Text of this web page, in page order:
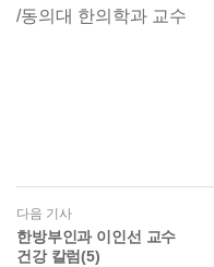
/동의대 한의학과 교수
다음 기사
한방부인과 이인선 교수
건강 칼럼(5)